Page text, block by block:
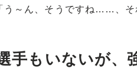
う～ん、そうですね……、そ
手もいないが、